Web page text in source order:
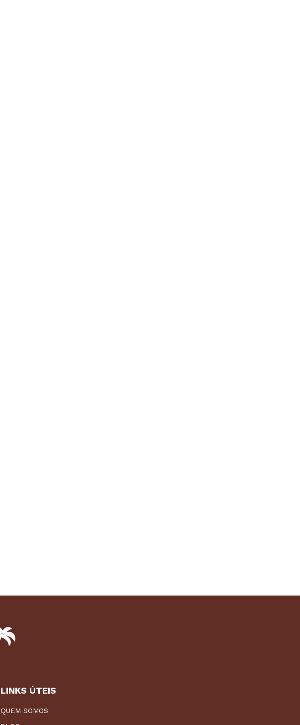
LINKS ÚTEIS
QUEM SOMOS